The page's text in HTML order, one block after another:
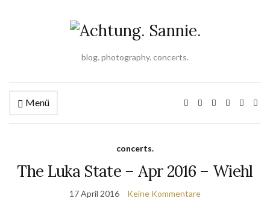
blog. photography. concerts.
Menü
concerts.
The Luka State – Apr 2016 – Wiehl
17 April 2016 Keine Kommentare